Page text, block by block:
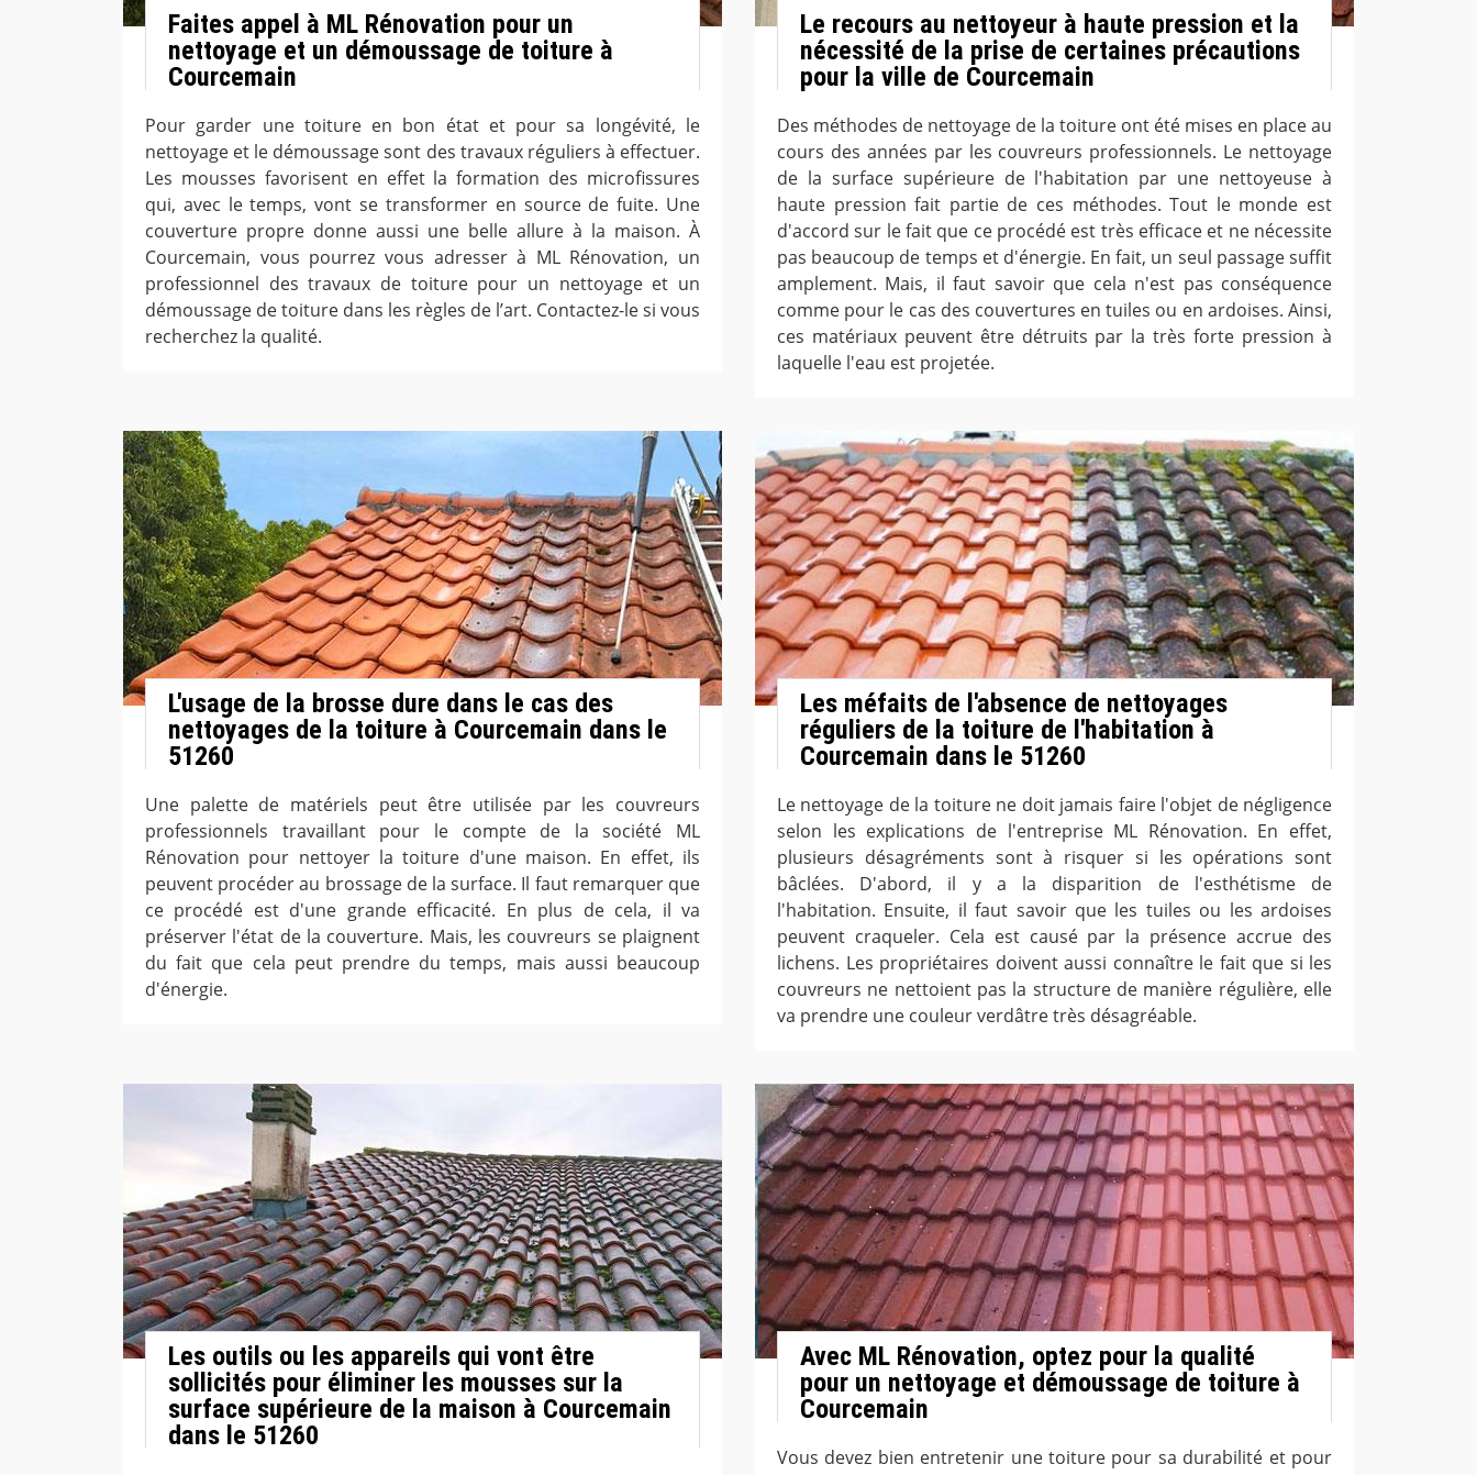
Faites appel à ML Rénovation pour un
nettoyage et un démoussage de toiture à
Courcemain
Pour garder une toiture en bon état et pour sa longévité, le
nettoyage et le démoussage sont des travaux réguliers à effectuer.
Les mousses favorisent en effet la formation des microfissures
qui, avec le temps, vont se transformer en source de fuite. Une
couverture propre donne aussi une belle allure à la maison. À
Courcemain, vous pourrez vous adresser à ML Rénovation, un
professionnel des travaux de toiture pour un nettoyage et un
démoussage de toiture dans les règles de l’art. Contactez-le si vous
recherchez la qualité.
Le recours au nettoyeur à haute pression et la
nécessité de la prise de certaines précautions
pour la ville de Courcemain
Des méthodes de nettoyage de la toiture ont été mises en place au
cours des années par les couvreurs professionnels. Le nettoyage
de la surface supérieure de l'habitation par une nettoyeuse à
haute pression fait partie de ces méthodes. Tout le monde est
d'accord sur le fait que ce procédé est très efficace et ne nécessite
pas beaucoup de temps et d'énergie. En fait, un seul passage suffit
amplement. Mais, il faut savoir que cela n'est pas conséquence
comme pour le cas des couvertures en tuiles ou en ardoises. Ainsi,
ces matériaux peuvent être détruits par la très forte pression à
laquelle l'eau est projetée.
L'usage de la brosse dure dans le cas des
nettoyages de la toiture à Courcemain dans le
51260
Une palette de matériels peut être utilisée par les couvreurs
professionnels travaillant pour le compte de la société ML
Rénovation pour nettoyer la toiture d'une maison. En effet, ils
peuvent procéder au brossage de la surface. Il faut remarquer que
ce procédé est d'une grande efficacité. En plus de cela, il va
préserver l'état de la couverture. Mais, les couvreurs se plaignent
du fait que cela peut prendre du temps, mais aussi beaucoup
d'énergie.
Les méfaits de l'absence de nettoyages
réguliers de la toiture de l'habitation à
Courcemain dans le 51260
Le nettoyage de la toiture ne doit jamais faire l'objet de négligence
selon les explications de l'entreprise ML Rénovation. En effet,
plusieurs désagréments sont à risquer si les opérations sont
bâclées. D'abord, il y a la disparition de l'esthétisme de
l'habitation. Ensuite, il faut savoir que les tuiles ou les ardoises
peuvent craqueler. Cela est causé par la présence accrue des
lichens. Les propriétaires doivent aussi connaître le fait que si les
couvreurs ne nettoient pas la structure de manière régulière, elle
va prendre une couleur verdâtre très désagréable.
Les outils ou les appareils qui vont être
sollicités pour éliminer les mousses sur la
surface supérieure de la maison à Courcemain
dans le 51260
Avec ML Rénovation, optez pour la qualité
pour un nettoyage et démoussage de toiture à
Courcemain
Vous devez bien entretenir une toiture pour sa durabilité et pour